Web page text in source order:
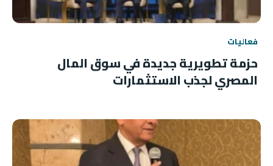
فعاليات
حزمة تطويرية جديدة في سوق المال
المصري لجذب الاستثمارات